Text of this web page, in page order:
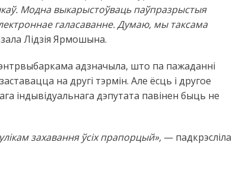
Модна выкарыстоўваць паўпразрыстыя
галасаванне. Думаю, мы таксама
Лідзія Ярмошына.
адзначыла, што па пажаданні
на другі тэрмін. Але ёсць і другое
індывідуальнага дэпутата павінен быць не
захавання ўсіх прапорцый», — падкрэсліла